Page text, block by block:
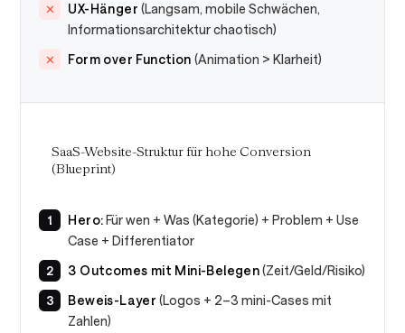
UX-Hänger (Langsam, mobile Schwächen,
Informationsarchitektur chaotisch)
Form over Function (Animation > Klarheit)
SaaS-Website-Struktur für hohe Conversion
(Blueprint)
Hero:Für wen + Was (Kategorie) + Problem + Use
Case + Differentiator
3 Outcomes mit Mini-Belegen(Zeit/Geld/Risiko)
Beweis-Layer (Logos + 2–3 mini-Cases mit
Zahlen)